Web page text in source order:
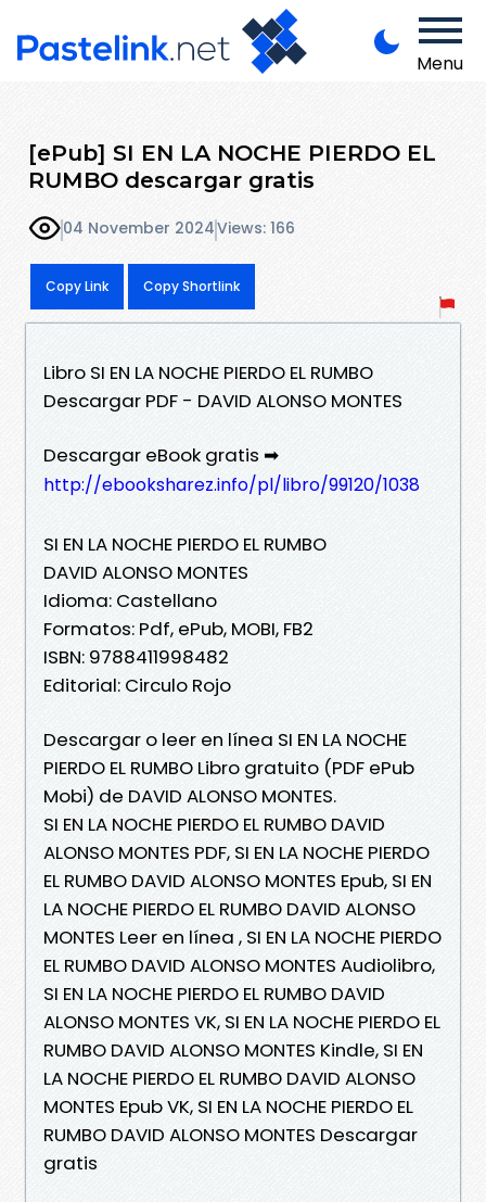
Menu
[ePub] SI EN LA NOCHE PIERDO EL
RUMBO descargar gratis
04 November 2024Views: 166
Copy Link Copy Shortlink
Libro SI EN LA NOCHE PIERDO EL RUMBO
Descargar PDF - DAVID ALONSO MONTES
Descargar eBook gratis ➡
http://ebooksharez.info/pl/libro/99120/1038
SI EN LA NOCHE PIERDO EL RUMBO
DAVID ALONSO MONTES
Idioma: Castellano
Formatos: Pdf, ePub, MOBI, FB2
ISBN: 9788411998482
Editorial: Circulo Rojo
Descargar o leer en línea SI EN LA NOCHE
PIERDO EL RUMBO Libro gratuito (PDF ePub
Mobi) de DAVID ALONSO MONTES.
SI EN LA NOCHE PIERDO EL RUMBO DAVID
ALONSO MONTES PDF, SI EN LA NOCHE PIERDO
EL RUMBO DAVID ALONSO MONTES Epub, SI EN
LA NOCHE PIERDO EL RUMBO DAVID ALONSO
MONTES Leer en línea , SI EN LA NOCHE PIERDO
EL RUMBO DAVID ALONSO MONTES Audiolibro,
SI EN LA NOCHE PIERDO EL RUMBO DAVID
ALONSO MONTES VK, SI EN LA NOCHE PIERDO EL
RUMBO DAVID ALONSO MONTES Kindle, SI EN
LA NOCHE PIERDO EL RUMBO DAVID ALONSO
MONTES Epub VK, SI EN LA NOCHE PIERDO EL
RUMBO DAVID ALONSO MONTES Descargar
gratis